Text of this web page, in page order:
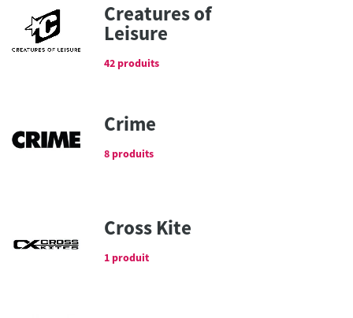
Creatures of
Leisure
42 produits
Crime
8 produits
Cross Kite
1 produit